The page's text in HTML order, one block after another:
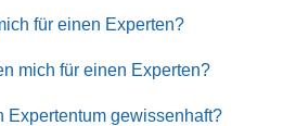
für einen Experten?
mich für einen Experten?
Expertentum gewissenhaft?